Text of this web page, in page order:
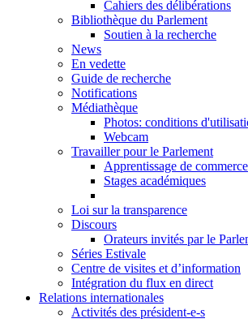
Cahiers des délibérations
Bibliothèque du Parlement
Soutien à la recherche
News
En vedette
Guide de recherche
Notifications
Médiathèque
Photos: conditions
Webcam
Travailler pour le Parlement
Apprentissage de commerce
Stages académiques
Loi sur la transparence
Discours
Orateurs invités par le
Séries Estivale
Centre de visites et d’information
Intégration du flux en direct
Relations internationales
Activités des président-e-s